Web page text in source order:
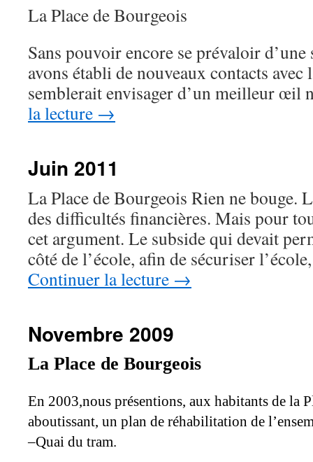
La Place de Bourgeois
Sans pouvoir encore se prévaloir
avons établi de nouveaux contacts
semblerait envisager d’un meilleur œil
la lecture →
Juin 2011
La Place de Bourgeois Rien ne bouge.
des difficultés financières. Mais pour
cet argument. Le subside qui devait
côté de l’école, afin de sécuriser
Continuer la lecture →
Novembre 2009
La Place de Bourgeois
En 2003,nous présentions, aux habitants de la
aboutissant, un plan de réhabilitation de
–Quai du tram.